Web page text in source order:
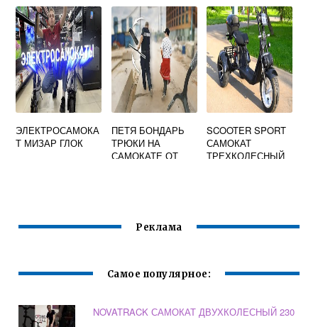
ЭЛЕКТРОСАМОКА
Т МИЗАР ГЛОК
ПЕТЯ БОНДАРЬ
ТРЮКИ НА
САМОКАТЕ ОТ
SCOOTER SPORT
САМОКАТ
ТРЕХКОЛЕСНЫЙ
Реклама
Самое популярное:
NOVATRACK САМОКАТ ДВУХКОЛЕСНЫЙ 230